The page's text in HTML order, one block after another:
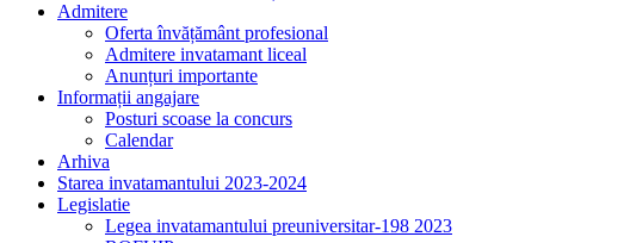
Admitere
Oferta învățământ profesional
Admitere invatamant liceal
Anunțuri importante
Informații angajare
Posturi scoase la concurs
Calendar
Arhiva
Starea invatamantului 2023-2024
Legislatie
Legea invatamantului preuniversitar-198 2023